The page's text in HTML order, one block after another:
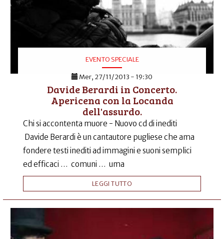
EVENTO SPECIALE
Mer, 27/11/2013 - 19:30
Davide Berardi in Concerto.
Apericena con la Locanda
dell'assurdo.
Chi si accontenta muore - Nuovo cd di inediti
Davide Berardi è un cantautore pugliese che ama
fondere testi inediti ad immagini e suoni semplici
ed efficaci … comuni … uma
LEGGI TUTTO